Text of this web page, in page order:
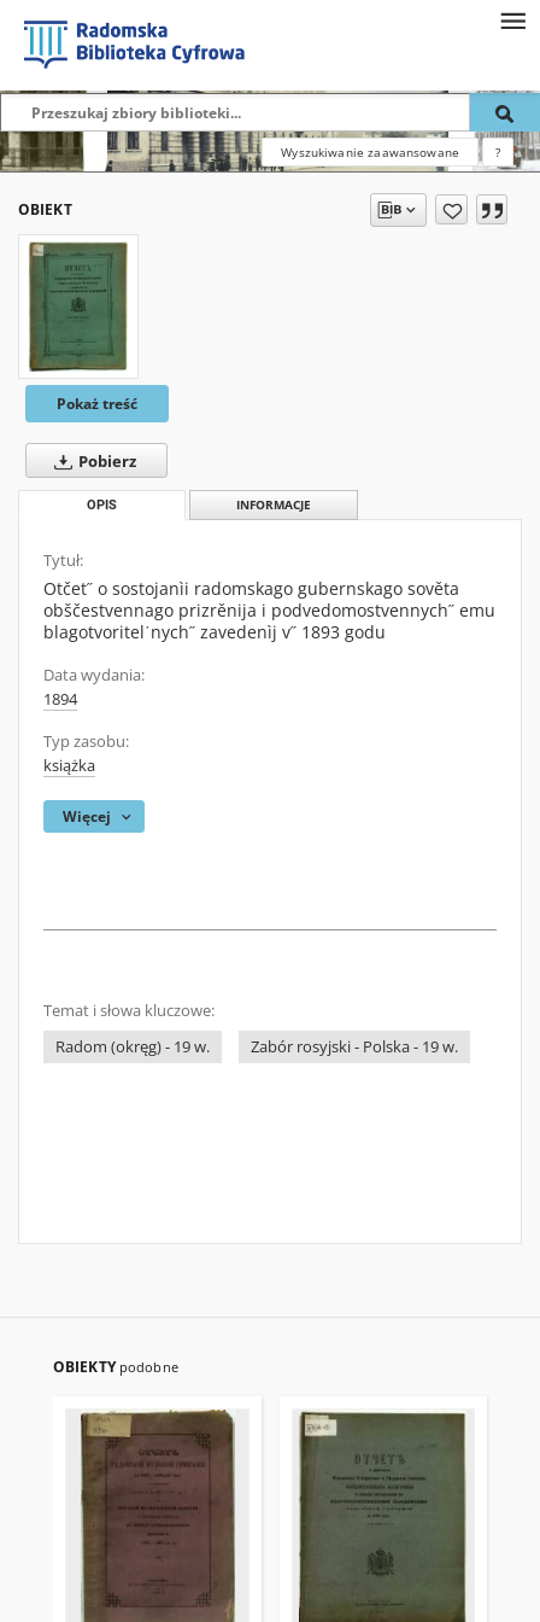
Wyszukiwanie zaawansowane ?
OBIEKT
Pokaż treść
Pobierz
OPIS INFORMACJE
Tytuł:
Otčet˝ o sostojanìi radomskago gubernskago sověta
obščestvennago prizrěnija i podvedomostvennych˝ emu
blagotvoritel΄nych˝ zavedenìj v˝ 1893 godu
Data wydania:
1894
Typ zasobu:
książka
Więcej
Temat i słowa kluczowe:
Radom (okręg) - 19 w.
Zabór rosyjski - Polska - 19 w.
OBIEKTY podobne